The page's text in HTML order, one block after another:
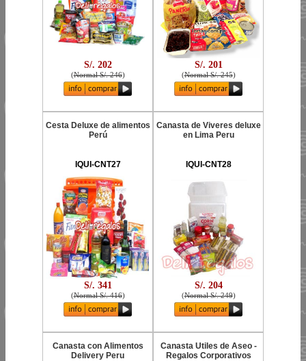
S/. 202
(Normal S/. 246)
S/. 201
(Normal S/. 245)
Cesta Deluxe de alimentos
Perú
IQUI-CNT27
S/. 341
(Normal S/. 416)
Canasta de Viveres deluxe
en Lima Peru
IQUI-CNT28
S/. 204
(Normal S/. 249)
Canasta con Alimentos
Delivery Peru
Canasta Utiles de Aseo -
Regalos Corporativos